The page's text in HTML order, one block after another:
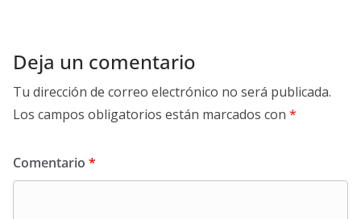
Deja un comentario
Tu dirección de correo electrónico no será publicada.
Los campos obligatorios están marcados con *
Comentario *